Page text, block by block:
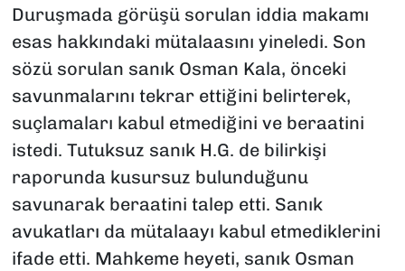
Duruşmada görüşü sorulan iddia makamı
esas hakkındaki mütalaasını yineledi. Son
sözü sorulan sanık Osman Kala, önceki
savunmalarını tekrar ettiğini belirterek,
suçlamaları kabul etmediğini ve beraatini
istedi. Tutuksuz sanık H.G. de bilirkişi
raporunda kusursuz bulunduğunu
savunarak beraatini talep etti. Sanık
avukatları da mütalaayı kabul etmediklerini
ifade etti. Mahkeme heyeti, sanık Osman